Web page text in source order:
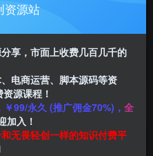
资源站
享，市面上收费几百几千的
电商运营、脚本源码等资
源课程！
￥99/永久 (推广佣金70%)， 全
加入！
无畏轻创一样的知识付费平